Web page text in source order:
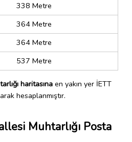
338 Metre
364 Metre
364 Metre
537 Metre
haritasına en yakın yer İETT
hesaplanmıştır.
Muhtarlığı Posta